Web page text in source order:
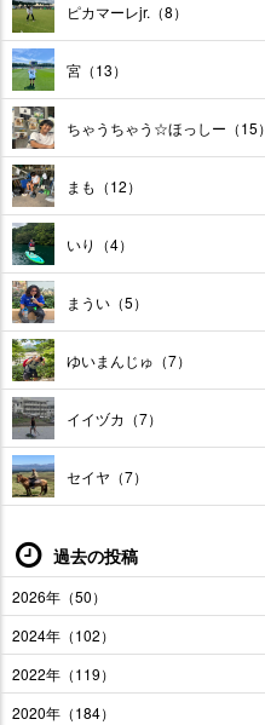
ピカマーレjr.（8）
宮（13）
ちゃうちゃう☆ほっしー（15）
まも（12）
いり（4）
まうい（5）
ゆいまんじゅ（7）
イイヅカ（7）
セイヤ（7）
過去の投稿
2026年（50）
2024年（102）
2022年（119）
2020年（184）